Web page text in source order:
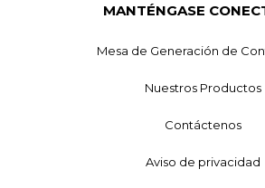
MANTÉNGASE
Mesa de Generación de
Nuestros Productos
Contáctenos
Aviso de privacidad